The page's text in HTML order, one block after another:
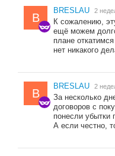
B
BRESLAU 2
К сожалению,
ещё можем
плане
нет никакого
B
BRESLAU 2
За несколько
договоров с
понесли убытки
А если честно,